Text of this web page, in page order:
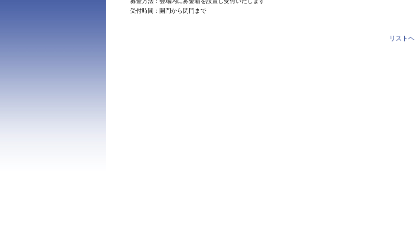
受付時間：開門から閉門まで
リストヘ